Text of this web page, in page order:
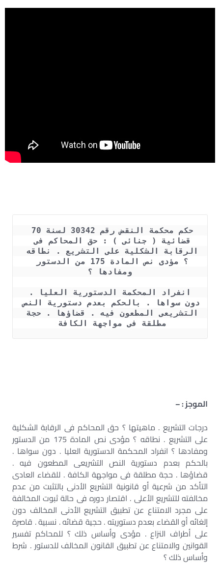
قضائية ( جنائى ) : حق المحاكم فى
ومفادها ؟
دون سواها . بالحكم بعدم دستورية النص
مطلقة فى مواجهة الكافة
الموجز : –
درجات التشريع . ماهيتها ؟ حق المحاكم فى الرقابة الشكلية
على التشريع . نطاقه ؟ مؤدى نص المادة 175 من الدستور
ومفادها ؟ انفراد المحكمة الدستورية العليا . دون سواها .
بالحكم بعدم دستورية النص التشريعى المطعون فيه .
قضاؤها . حجة مطلقة فى مواجهة الكافة . للقضاء العادى
التأكد من شرعية أو قانونية التشريع الأدنى بالتثبت من عدم
مخالفته للتشريع الأعلى . اقتصار دوره فى حالة ثبوت المخالفة
على مجرد الامتناع عن تطبيق التشريع الأدنى المخالف دون
إلغائه أو القضاء بعدم دستوريته . حجية قضائه . نسبية . قاصرة
على أطراف النزاع . مؤدى وأساس ذلك ؟ للمحاكم تفسير
القوانين والامتناع عن تطبيق القانون المخالف للدستور . شرط
وأساس ذلك ؟